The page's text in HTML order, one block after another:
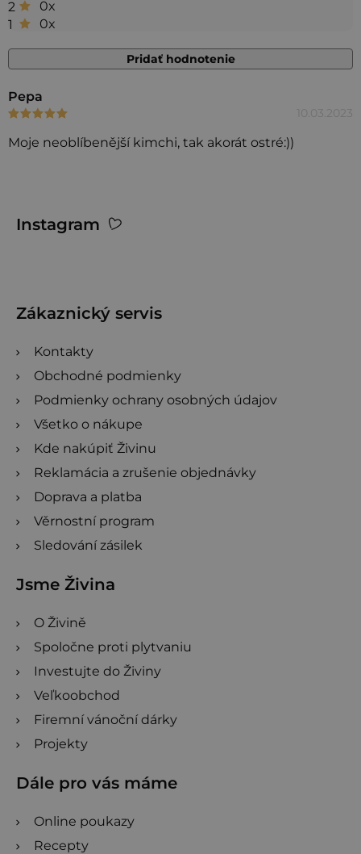
2
0x
1
0x
Pridať hodnotenie
V
ý
p
o
n
Pepa
Hodnotenie produktu je 5 z 5 hviezdičiek.
10.03.2023
Moje neoblíbenější kimchi, tak akorát ostré:))
Instagram
Zákaznický servis
Kontakty
Obchodné podmienky
Podmienky ochrany osobných údajov
Všetko o nákupe
Kde nakúpiť Živinu
Reklamácia a zrušenie objednávky
Doprava a platba
Věrnostní program
Sledování zásilek
Jsme Živina
O Živině
Spoločne proti plytvaniu
Investujte do Živiny
Veľkoobchod
Firemní vánoční dárky
Projekty
Dále pro vás máme
Online poukazy
Recepty